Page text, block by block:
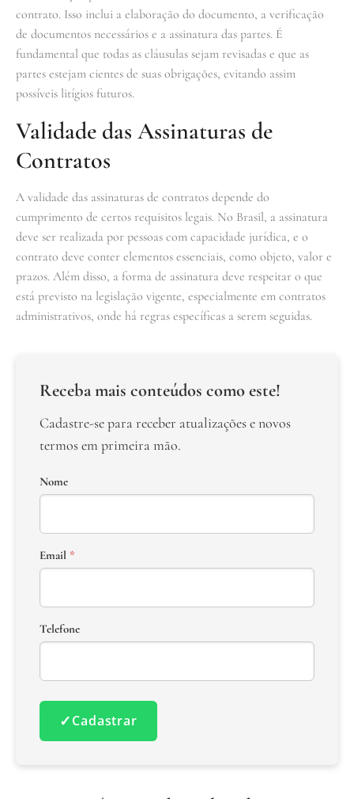
contrato. Isso inclui a elaboração do documento, a verificação
de documentos necessários e a assinatura das partes. É
fundamental que todas as cláusulas sejam revisadas e que as
partes estejam cientes de suas obrigações, evitando assim
possíveis litígios futuros.
Validade das Assinaturas de
Contratos
A validade das assinaturas de contratos depende do
cumprimento de certos requisitos legais. No Brasil, a assinatura
deve ser realizada por pessoas com capacidade jurídica, e o
contrato deve conter elementos essenciais, como objeto, valor e
prazos. Além disso, a forma de assinatura deve respeitar o que
está previsto na legislação vigente, especialmente em contratos
administrativos, onde há regras específicas a serem seguidas.
Receba mais conteúdos como este!
Cadastre-se para receber atualizações e novos
termos em primeira mão.
Nome
Email *
Telefone
✓Cadastrar